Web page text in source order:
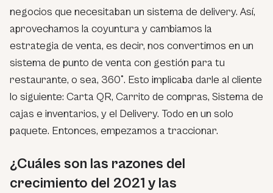
negocios que necesitaban un sistema de delivery. Así,
aprovechamos la coyuntura y cambiamos la
estrategia de venta, es decir, nos convertimos en un
sistema de punto de venta con gestión para tu
restaurante, o sea, 360°. Esto implicaba darle al cliente
lo siguiente: Carta QR, Carrito de compras, Sistema de
cajas e inventarios, y el Delivery. Todo en un solo
paquete. Entonces, empezamos a traccionar.
¿Cuáles son las razones del
crecimiento del 2021 y las